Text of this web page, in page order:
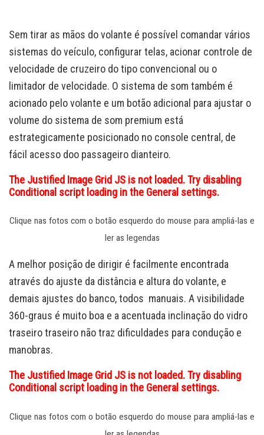
Sem tirar as mãos do volante é possível comandar vários
sistemas do veículo, configurar telas, acionar controle de
velocidade de cruzeiro do tipo convencional ou o
limitador de velocidade. O sistema de som também é
acionado pelo volante e um botão adicional para ajustar o
volume do sistema de som premium está
estrategicamente posicionado no console central, de
fácil acesso doo passageiro dianteiro.
The Justified Image Grid JS is not loaded. Try disabling
Conditional script loading in the General settings.
Clique nas fotos com o botão esquerdo do mouse para ampliá-las e
ler as legendas
A melhor posição de dirigir é facilmente encontrada
através do ajuste da distância e altura do volante, e
demais ajustes do banco, todos manuais. A visibilidade
360-graus é muito boa e a acentuada inclinação do vidro
traseiro traseiro não traz dificuldades para condução e
manobras.
The Justified Image Grid JS is not loaded. Try disabling
Conditional script loading in the General settings.
Clique nas fotos com o botão esquerdo do mouse para ampliá-las e